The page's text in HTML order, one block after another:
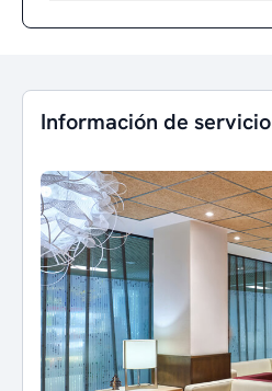
Información de servicio